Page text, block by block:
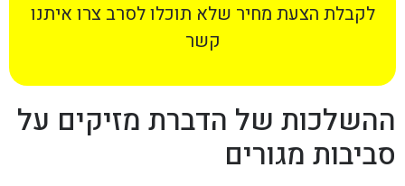
לקבלת הצעת מחיר שלא תוכלו לסרב צרו איתנו
קשר
ההשלכות של הדברת מזיקים על
סביבות מגורים